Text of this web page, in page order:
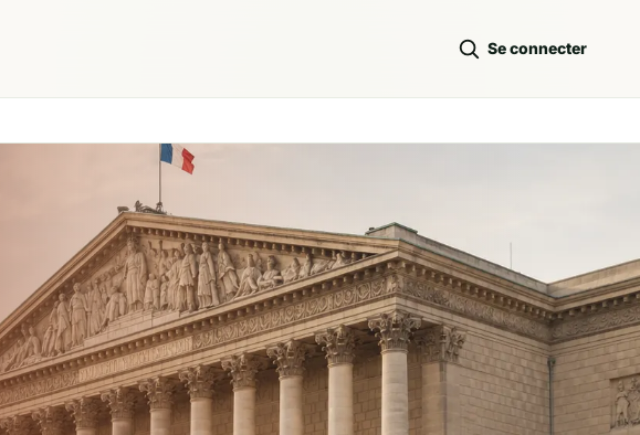
Se connecter